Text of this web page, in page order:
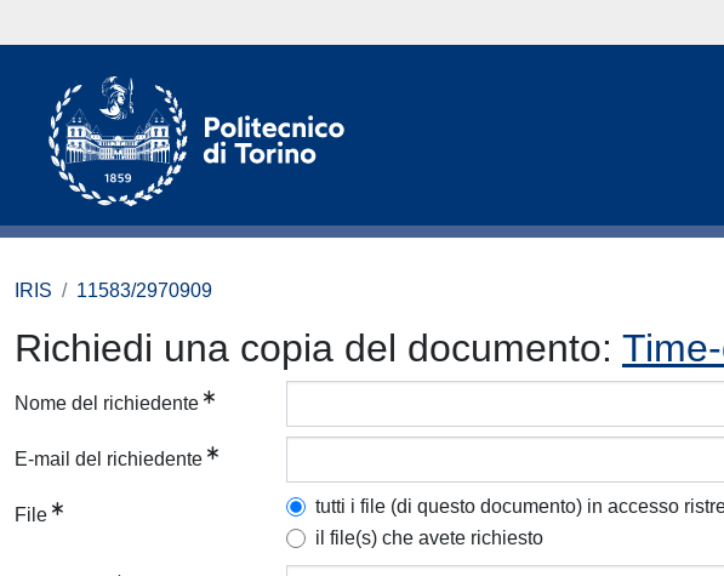
IRIS 11583/2970909
Richiedi una copia del documento:
Nome del richiedente
E-mail del richiedente
File
tutti i file (di questo documento) in accesso
il file(s) che avete richiesto